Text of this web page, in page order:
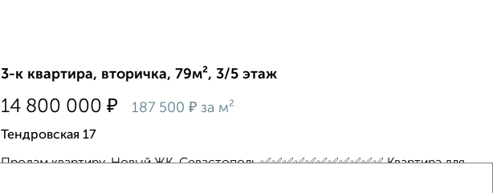
3-к квартира, вторичка, 79м², 3/5 этаж
14 800 000 ₽ 187 500 ₽ за м²
Тендровская 17
Продам квартиру. Новый ЖК, Севастополь ✅✅✅✅✅✅✅✅✅✅✅ Квартира для